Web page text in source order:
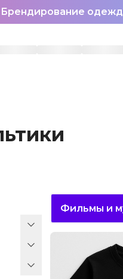
Брендирование
Фильмы и